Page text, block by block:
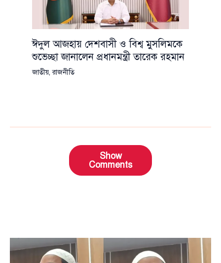
ঈদুল আজহায় দেশবাসী ও বিশ্ব মুসলিমকে
শুভেচ্ছা জানালেন প্রধানমন্ত্রী তারেক রহমান
জাতীয়,রাজনীতি
Show
Comments